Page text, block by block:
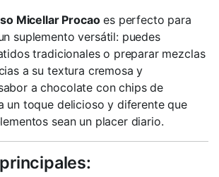
Micellar Procaoes perfecto para
suplemento versátil: puedes
tradicionales o preparar mezclas
a su textura cremosa y
a chocolate con chips de
un toque delicioso y diferente que
sean un placer diario.